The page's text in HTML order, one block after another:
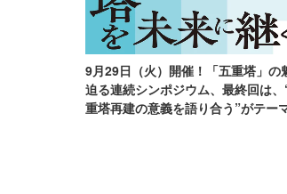
9月29日（火）開催！「五重塔」の
迫る連続シンポジウム、最終回は
重塔再建の意義を語り合う”がテー